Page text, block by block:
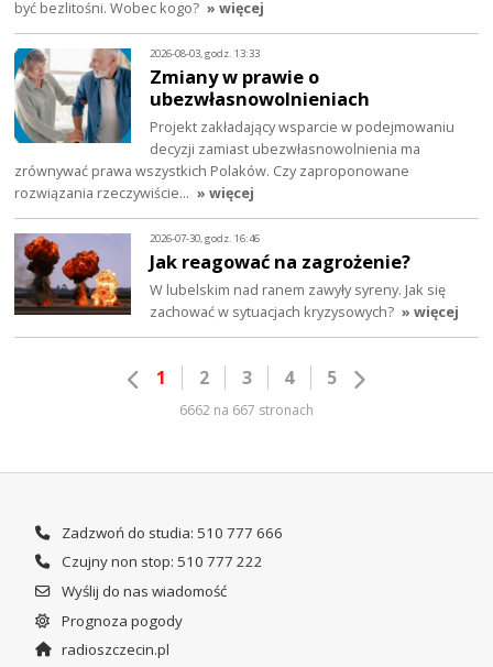
być bezlitośni. Wobec kogo? » więcej
2026-08-03, godz. 13:33
Zmiany w prawie o
ubezwłasnowolnieniach
Projekt zakładający wsparcie w podejmowaniu
decyzji zamiast ubezwłasnowolnienia ma
zrównywać prawa wszystkich Polaków. Czy zaproponowane
rozwiązania rzeczywiście… » więcej
2026-07-30, godz. 16:46
Jak reagować na zagrożenie?
W lubelskim nad ranem zawyły syreny. Jak się
zachować w sytuacjach kryzysowych? » więcej
1 2 3 4 5
6662 na 667 stronach
Zadzwoń do studia: 510 777 666
Czujny non stop: 510 777 222
Wyślij do nas wiadomość
Prognoza pogody
radioszczecin.pl